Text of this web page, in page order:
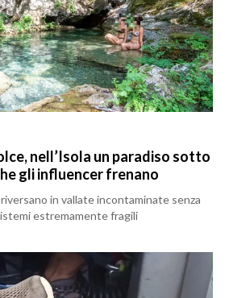
nell’Isola un paradiso sotto
gli influencer frenano
in vallate incontaminate senza
estremamente fragili